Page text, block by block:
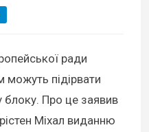
ради
можуть підірвати
блоку. Про це заявив
Міхал виданню